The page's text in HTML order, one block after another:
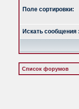
Поле сортировки:
Искать сообщения
Список форумов